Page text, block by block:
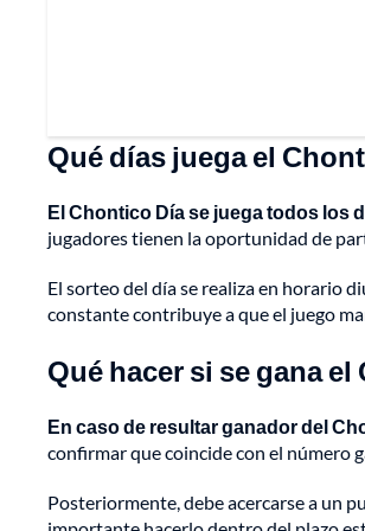
Qué días juega el
El Chontico Día se juega todos los
jugadores tienen la oportunidad de
El sorteo del día se realiza en horario
constante contribuye a que el juego
Qué hacer si se gana
En caso de resultar ganador del
confirmar que coincide con el número
Posteriormente, debe acercarse a un